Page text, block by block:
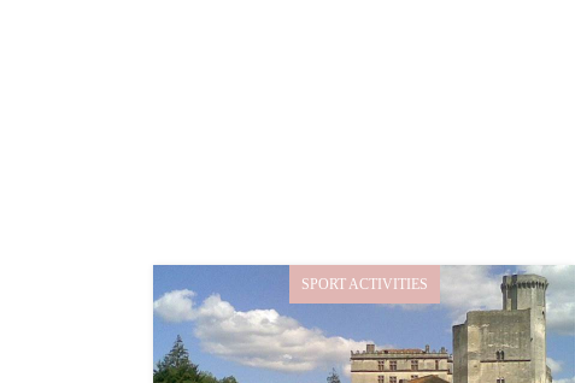
SPORT ACTIVITIES